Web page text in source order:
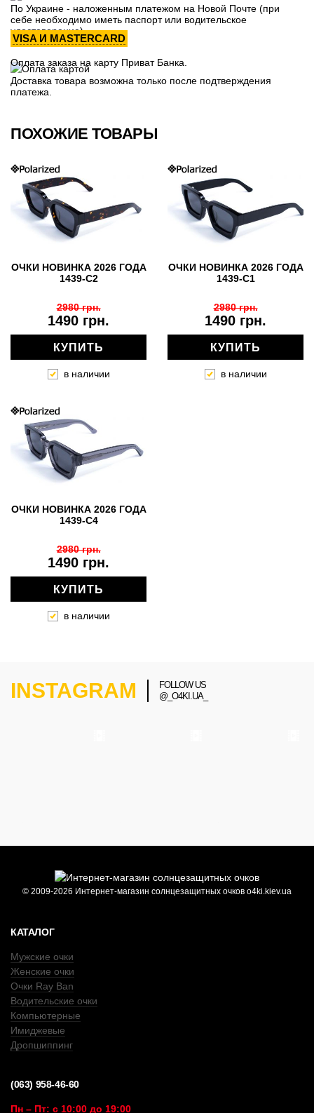
По Украине - наложенным платежом на Новой Почте (при
себе необходимо иметь паспорт или водительское
удостоверение)
VISA И MASTERCARD
Оплата заказа на карту Приват Банка.
Доставка товара возможна только после подтверждения
платежа.
ПОХОЖИЕ ТОВАРЫ
ОЧКИ НОВИНКА 2026 ГОДА
1439-C2
1490 грн.
2980 грн.
КУПИТЬ
в наличии
ОЧКИ НОВИНКА 2026 ГОДА
1439-C1
1490 грн.
2980 грн.
КУПИТЬ
в наличии
ОЧКИ НОВИНКА 2026 ГОДА
1439-C4
1490 грн.
2980 грн.
КУПИТЬ
в наличии
INSTAGRAM
FOLLOW US
@_O4KI.UA_
© 2009-2026 Интернет-магазин солнцезащитных очков o4ki.kiev.ua
КАТАЛОГ
Мужские очки
Женские очки
Очки Ray Ban
Водительские очки
Компьютерные
Имиджевые
Дропшиппинг
(063) 958-46-60
Пн – Пт: с 10:00 до 19:00